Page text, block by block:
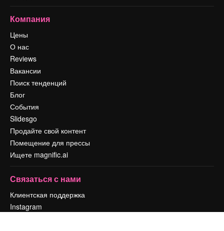
Компания
Цены
О нас
Reviews
Вакансии
Поиск тенденций
Блог
События
Slidesgo
Продайте свой контент
Помещение для прессы
Ищете magnific.ai
Связаться с нами
Клиентская поддержка
Instagram